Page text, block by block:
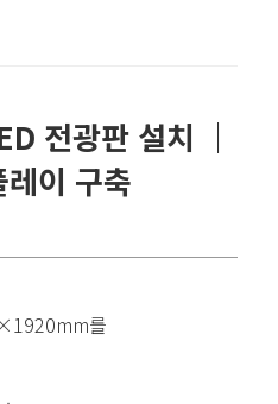
전광판 설치 │
이 구축
를